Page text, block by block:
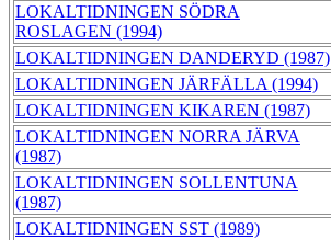
LOKALTIDNINGEN SÖDRA
ROSLAGEN (1994)
LOKALTIDNINGEN DANDERYD (1987)
LOKALTIDNINGEN JÄRFÄLLA (1994)
LOKALTIDNINGEN KIKAREN (1987)
LOKALTIDNINGEN NORRA JÄRVA
(1987)
LOKALTIDNINGEN SOLLENTUNA
(1987)
LOKALTIDNINGEN SST (1989)